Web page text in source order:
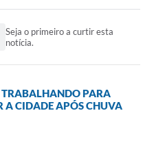
Seja o primeiro a curtir esta
notícia.
TRABALHANDO PARA
A CIDADE APÓS CHUVA